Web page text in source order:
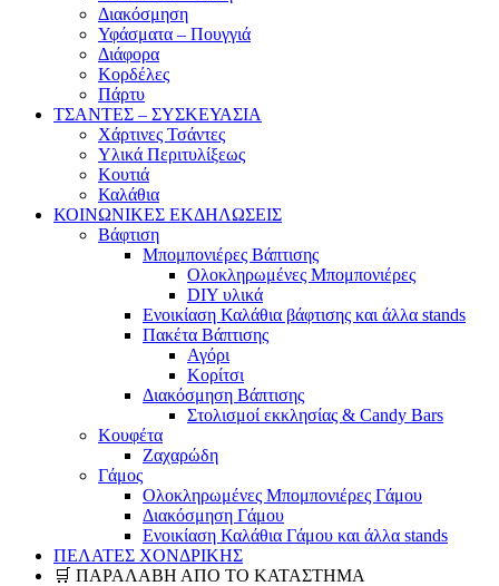
Διακόσμηση
Υφάσματα – Πουγγιά
Διάφορα
Κορδέλες
Πάρτυ
ΤΣΑΝΤΕΣ – ΣΥΣΚΕΥΑΣΙΑ
Χάρτινες Τσάντες
Υλικά Περιτυλίξεως
Κουτιά
Καλάθια
ΚΟΙΝΩΝΙΚΕΣ ΕΚΔΗΛΩΣΕΙΣ
Βάφτιση
Μπομπονιέρες Βάπτισης
Ολοκληρωμένες Μπομπονιέρες
DIY υλικά
Ενοικίαση Καλάθια βάφτισης και άλλα stands
Πακέτα Βάπτισης
Αγόρι
Κορίτσι
Διακόσμηση Βάπτισης
Στολισμοί εκκλησίας & Candy Bars
Κουφέτα
Ζαχαρώδη
Γάμος
Ολοκληρωμένες Μπομπονιέρες Γάμου
Διακόσμηση Γάμου
Ενοικίαση Καλάθια Γάμου και άλλα stands
ΠΕΛΑΤΕΣ ΧΟΝΔΡΙΚΗΣ
🛒 ΠΑΡΑΛΑΒΗ ΑΠΟ ΤΟ ΚΑΤΑΣΤΗΜΑ